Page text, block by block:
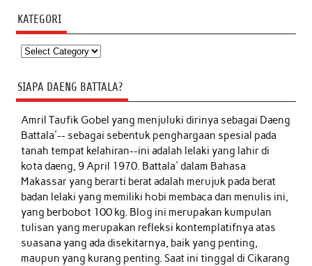
KATEGORI
Kategori
SIAPA DAENG BATTALA?
Amril Taufik Gobelyang menjuluki dirinya sebagai Daeng
Battala'-- sebagai sebentuk penghargaan spesial pada
tanah tempat kelahiran--ini adalah lelaki yang lahir di
kota daeng, 9 April 1970. Battala' dalam Bahasa
Makassar yang berarti berat adalah merujuk pada berat
badan lelaki yang memiliki hobi membaca dan menulis ini,
yang berbobot 100 kg. Blog ini merupakan kumpulan
tulisan yang merupakan refleksi kontemplatifnya atas
suasana yang ada disekitarnya, baik yang penting,
maupun yang kurang penting. Saat ini tinggal di Cikarang